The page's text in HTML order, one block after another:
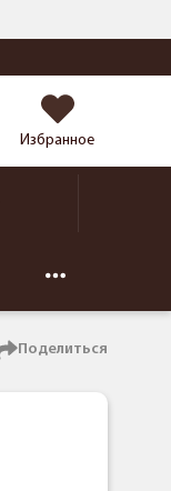
Избранное
Поделиться